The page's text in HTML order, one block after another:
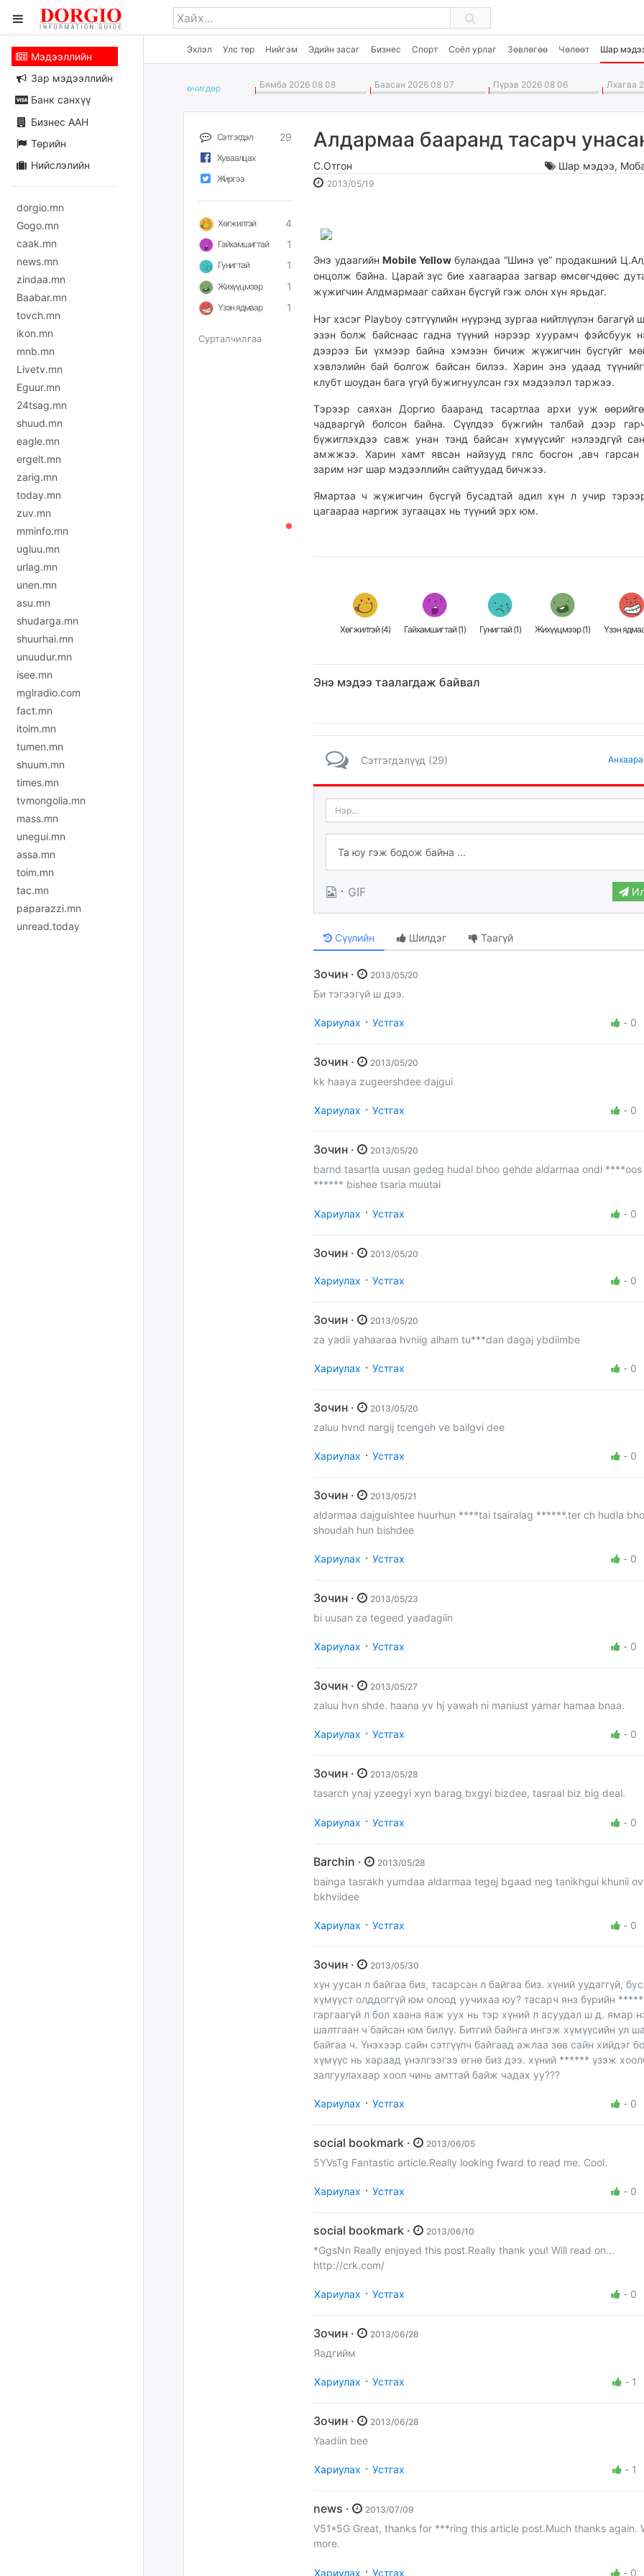
Эхлэл Улс төр Нийгэм Эдийн засаг Бизнес Спорт Соёл урлаг Зөвлөгөө Чөлөөт Шар
Мэдээллийн
Зар мэдээллийн
Банк санхүү
Бизнес ААН
Төрийн
Нийслэлийн
dorgio.mn
Gogo.mn
caak.mn
news.mn
zindaa.mn
Baabar.mn
tovch.mn
ikon.mn
mnb.mn
Livetv.mn
Eguur.mn
24tsag.mn
shuud.mn
eagle.mn
ergelt.mn
zarig.mn
today.mn
zuv.mn
mminfo.mn
ugluu.mn
urlag.mn
unen.mn
asu.mn
shudarga.mn
shuurhai.mn
unuudur.mn
isee.mn
mglradio.com
fact.mn
itoim.mn
tumen.mn
shuum.mn
times.mn
tvmongolia.mn
mass.mn
unegui.mn
assa.mn
toim.mn
tac.mn
paparazzi.mn
unread.today
өчигдѳр Бямба 2026 08 08 Баасан 2026 08 07 Пүрэв 2026 08 06 Лхагва
Сэтгэгдэл 29
Хуваалцах
Жиргээ
Хөгжилтэй 4
Гайхамшигтай 1
Гунигтай 1
Жихүүцмээр 1
Үзэн ядмаар 1
Сурталчилгаа
Алдармаа бааранд тасарч
С.Отгон Шар мэдээ,
2013/05/192013-
2026-
Энэ удаагийн Mobile Yellowбуландаа “Шинэ үе” продакшний
онцолж байна. Царай зүс бие хаагаараа загвар өмсөгчдөөс
жүжигчин Алдмармааг сайхан бүсгүй гэж олон хүн ярьдаг.
Нэг хэсэг Playboy сэтгүүлийн нүүрэнд зургаа нийтлүүлэн багагүй
эзэн болж байснаас гадна түүний нэрээр хуурамч фэйсбуук
дээрээ Би үхмээр байна хэмээн бичиж жүжигчин бүсгүйг
хэвлэлийн бай болгож байсан билээ. Харин энэ удаад
клубт шоудан бага үгүй бужигнуулсан гэх мэдээлэл таржээ.
Тэрээр саяхан Доргио бааранд тасартлаа архи ууж
чадваргүй болсон байна. Сүүлдээ бүжгийн талбай дээр
бүжиглэхдээ савж унан тэнд байсан хүмүүсийг нэлээдгүй
амжжээ. Харин хамт явсан найзууд гялс босгон ,авч
зарим нэг шар мэдээллийн сайтуудад бичжээ.
Ямартаа ч жүжигчин бүсгүй бусадтай адил хүн л учир
цагаараа наргиж зугаацах нь түүний эрх юм.
Хөгжилтэй (4) Гайхамшигтай (1) Гунигтай (1) Жихүүцмээр (1) Үзэн
Энэ мэдээ таалагдаж байвал
Сэтгэгдэлүүд (29)
· GIF
Сүүлийн Шилдэг Таагүй
Зочин · 2013/05/20
Би тэгээгүй ш дээ.
Хариулах · Устгах - 0
Зочин · 2013/05/20
kk haaya zugeershdee dajgui
Хариулах · Устгах - 0
Зочин · 2013/05/20
barnd tasartla uusan gedeg hudal bhoo gehde aldarmaa ondl ****oos
****** bishee tsaria muutai
Хариулах · Устгах - 0
Зочин · 2013/05/20
Хариулах · Устгах - 0
Зочин · 2013/05/20
za yadii yahaaraa hvniig alham tu***dan dagaj ybdiimbe
Хариулах · Устгах - 0
Зочин · 2013/05/20
zaluu hvnd nargij tcengeh ve bailgvi dee
Хариулах · Устгах - 0
Зочин · 2013/05/21
aldarmaa dajguishtee huurhun ****tai tsairalag ******.ter ch hudla
shoudah hun bishdee
Хариулах · Устгах - 0
Зочин · 2013/05/23
bi uusan za tegeed yaadagiin
Хариулах · Устгах - 0
Зочин · 2013/05/27
zaluu hvn shde. haana yv hj yawah ni maniust yamar hamaa bnaa.
Хариулах · Устгах - 0
Зочин · 2013/05/28
tasarch ynaj yzeegyi xyn barag bxgyi bizdee, tasraal biz big deal.
Хариулах · Устгах - 0
Barchin · 2013/05/28
bainga tasrakh yumdaa aldarmaa tegej bgaad neg tanikhgui khunii
bkhviidee
Хариулах · Устгах - 0
Зочин · 2013/05/30
хүн уусан л байгаа биз, тасарсан л байгаа биз. хүний уудаггүй,
хүмүүст олддоггүй юм олоод уучихаа юу? тасарч янз бүрийн
гаргаагүй л бол хаана яаж уух нь тэр хүний л асуудал ш д. ямар
шалтгаан ч байсан юм билүү. Битгий байнга ингэж хүмүүсийн ул
байгаа ч. Үнэхээр сайн сэтгүүлч байгаад ажлаа зөв сайн хийдэг
хүмүүс нь хараад үнэлгээгээ өгнө биз дээ. хүний ****** үзэж
залгуулахаар хоол чинь амттай байж чадах уу???
Хариулах · Устгах - 0
social bookmark · 2013/06/05
5YVsTg Fantastic article.Really looking fward to read me. Cool.
Хариулах · Устгах - 0
social bookmark · 2013/06/10
*GgsNn Really enjoyed this post.Really thank you! Will read on...
http://crk.com/
Хариулах · Устгах - 0
Зочин · 2013/06/28
Яадгийм
Хариулах · Устгах - 1
Зочин · 2013/06/28
Yaadiin bee
Хариулах · Устгах - 1
news · 2013/07/09
V51*5G Great, thanks for ***ring this article post.Much thanks again.
more.
Хариулах · Устгах - 0